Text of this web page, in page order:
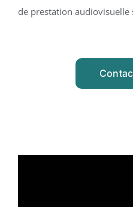
de prestation audiovisuelle